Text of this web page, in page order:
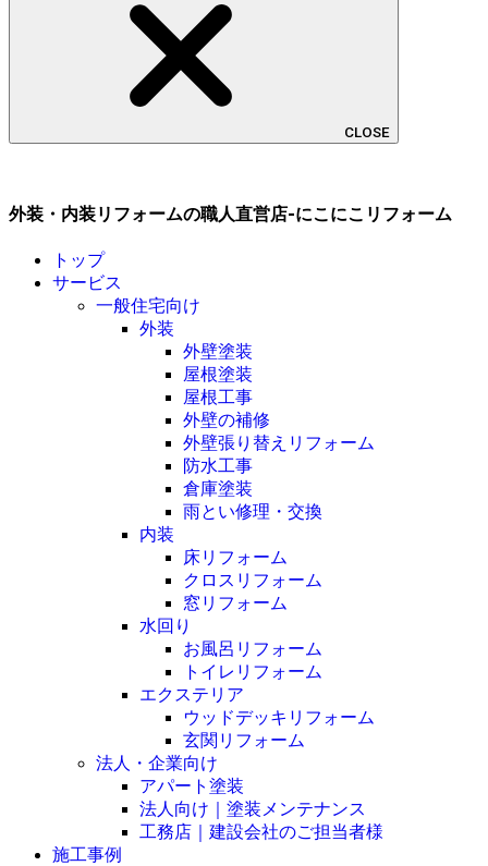
CLOSE
外装・内装リフォームの職人直営店-にこにこリフォーム
トップ
サービス
一般住宅向け
外装
外壁塗装
屋根塗装
屋根工事
外壁の補修
外壁張り替えリフォーム
防水工事
倉庫塗装
雨とい修理・交換
内装
床リフォーム
クロスリフォーム
窓リフォーム
水回り
お風呂リフォーム
トイレリフォーム
エクステリア
ウッドデッキリフォーム
玄関リフォーム
法人・企業向け
アパート塗装
法人向け｜塗装メンテナンス
工務店｜建設会社のご担当者様
施工事例